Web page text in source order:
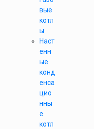
вые
котл
ы
Наст
енн
ые
конд
енса
цио
нны
е
котл